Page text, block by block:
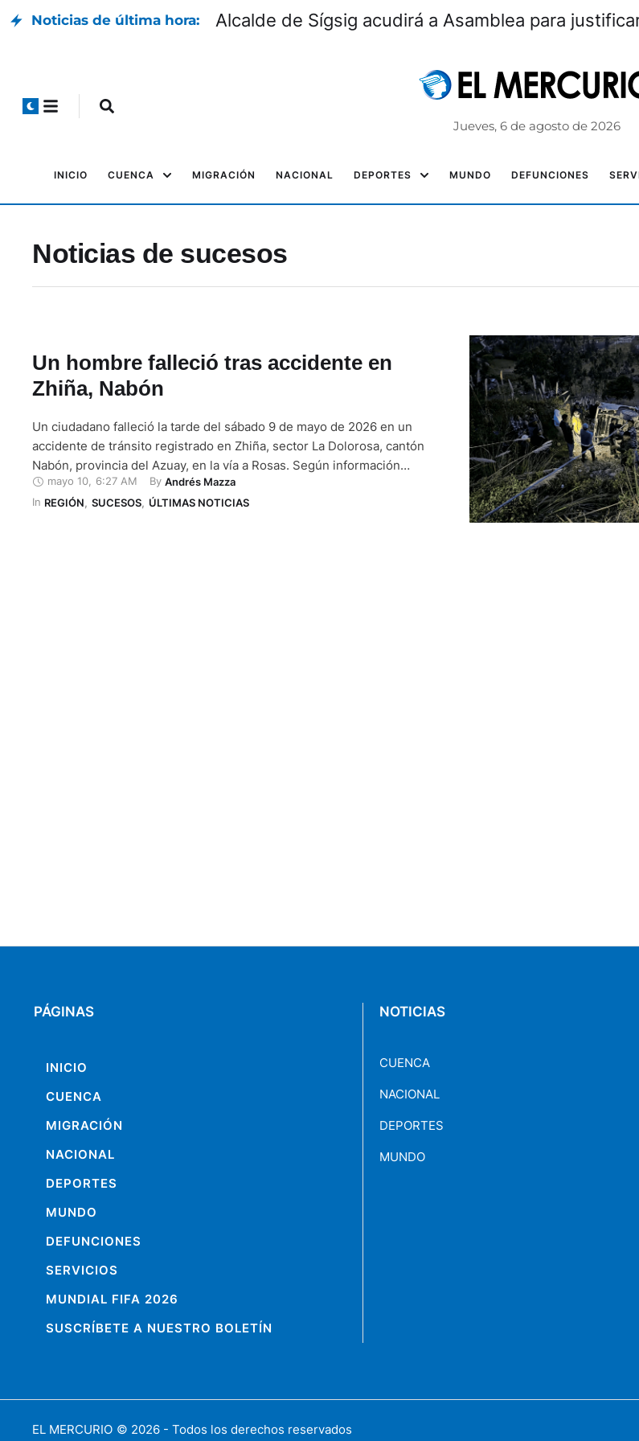
Noticias de última hora: Alcalde de Sígsig acudirá a Asamblea para
Jueves, 6 de agosto de 2026
INICIO CUENCA MIGRACIÓN NACIONAL DEPORTES MUNDO DEFUNCIONES
Noticias de sucesos
Un hombre falleció tras accidente en
Zhiña, Nabón
Un ciudadano falleció la tarde del sábado 9 de mayo de 2026 en un
accidente de tránsito registrado en Zhiña, sector La Dolorosa, cantón
Nabón, provincia del Azuay, en la vía a Rosas. Según información
preliminar de medios de comunicación locales, una camioneta perdió el
control y se precipitó a un barranco. En el vehículo …
mayo 10 6:27 AM By Andrés Mazza
In REGIÓN, SUCESOS, ÚLTIMAS NOTICIAS
PÁGINAS
INICIO
CUENCA
MIGRACIÓN
NACIONAL
DEPORTES
MUNDO
DEFUNCIONES
SERVICIOS
MUNDIAL FIFA 2026
SUSCRÍBETE A NUESTRO BOLETÍN
NOTICIAS
CUENCA
NACIONAL
DEPORTES
MUNDO
EL MERCURIO © 2026 - Todos los derechos reservados